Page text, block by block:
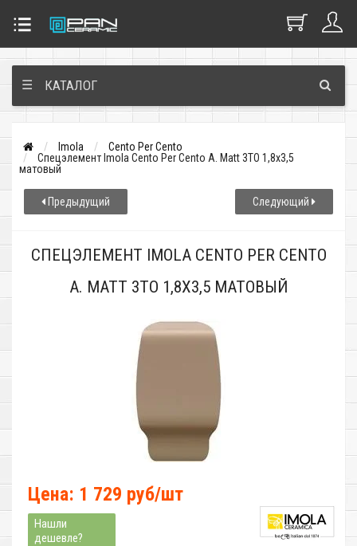
☰ КАТАЛОГ
Imola
Cento Per Cento
Спецэлемент Imola Cento Per Cento A. Matt 3TO 1,8x3,5
матовый
Предыдущий Следующий
СПЕЦЭЛЕМЕНТ IMOLA CENTO PER CENTO
A. MATT 3TO 1,8X3,5 МАТОВЫЙ
Цена: 1 729 руб/шт
Нашли
дешевле?